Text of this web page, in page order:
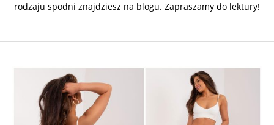
rodzaju spodni znajdziesz na blogu. Zapraszamy do lektury!